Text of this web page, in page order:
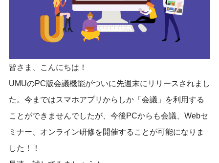
皆さま、こんにちは！
UMUのPC版会議機能がついに先週末にリリースされまし
た。今まではスマホアプリからしか「会議」を利用する
ことができませんでしたが、今後PCからも会議、Webセ
ミナー、オンライン研修を開催することが可能になりま
した！！